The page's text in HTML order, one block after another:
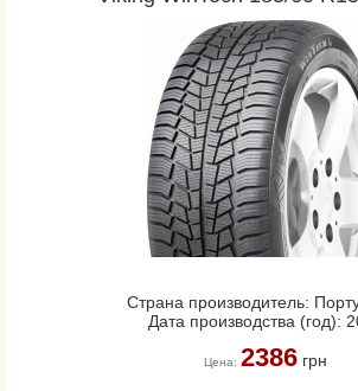
Страна производитель:
Дата производства (год):
Цена: 2386грн